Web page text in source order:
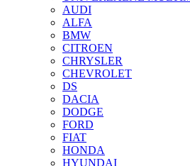
AUDI
ALFA
BMW
CITROEN
CHRYSLER
CHEVROLET
DS
DACIA
DODGE
FORD
FIAT
HONDA
HYUNDAI